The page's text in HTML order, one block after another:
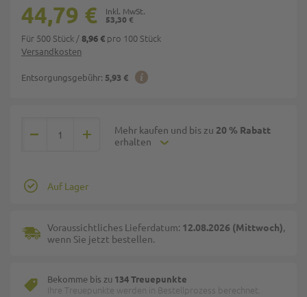
Versandkosten
Entsorgungsgebühr: 5,93 €
53,30 €
44,79 €
Für 500 Stück /8,96 € pro 100 Stück
Mehr kaufen und bis zu 20 % Rabatt
erhalten
Auf Lager
Voraussichtliches Lieferdatum: 12.08.2026 (Mittwoch),
wenn Sie jetzt bestellen.
Bekomme bis zu 134 Treuepunkte
Ihre Treuepunkte werden in Bestellprozess berechnet.